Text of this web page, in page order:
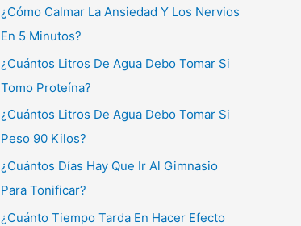
¿Cómo Calmar La Ansiedad Y Los Nervios
En 5 Minutos?
¿Cuántos Litros De Agua Debo Tomar Si
Tomo Proteína?
¿Cuántos Litros De Agua Debo Tomar Si
Peso 90 Kilos?
¿Cuántos Días Hay Que Ir Al Gimnasio
Para Tonificar?
¿Cuánto Tiempo Tarda En Hacer Efecto